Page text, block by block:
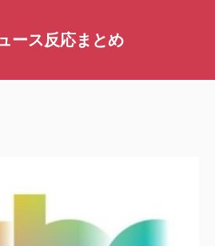
ース反応まとめ